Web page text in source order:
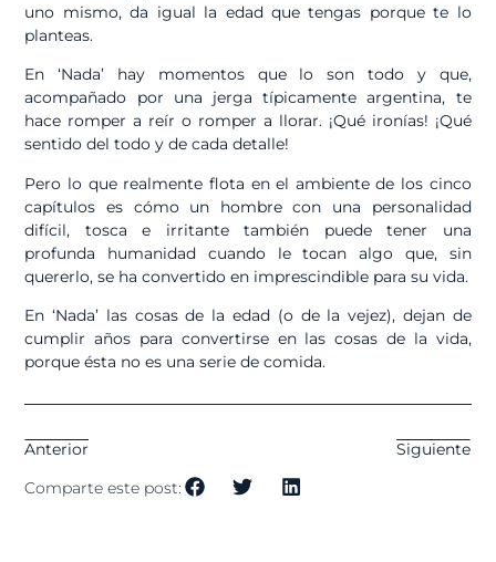
uno mismo, da igual la edad que tengas porque te lo
planteas.
En ‘Nada’ hay momentos que lo son todo y que,
acompañado por una jerga típicamente argentina, te
hace romper a reír o romper a llorar. ¡Qué ironías! ¡Qué
sentido del todo y de cada detalle!
Pero lo que realmente flota en el ambiente de los cinco
capítulos es cómo un hombre con una personalidad
difícil, tosca e irritante también puede tener una
profunda humanidad cuando le tocan algo que, sin
quererlo, se ha convertido en imprescindible para su vida.
En ‘Nada’ las cosas de la edad (o de la vejez), dejan de
cumplir años para convertirse en las cosas de la vida,
porque ésta no es una serie de comida.
Anterior
Siguiente
Comparte este post: